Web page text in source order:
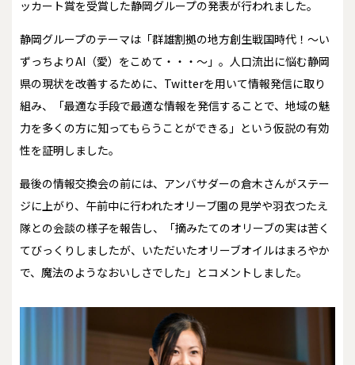
ッカート賞を受賞した静岡グループの発表が行われました。
静岡グループのテーマは「群雄割拠の地方創生戦国時代！～い
ずっちよりAI（愛）をこめて・・・～」。人口流出に悩む静岡
県の現状を改善するために、Twitterを用いて情報発信に取り
組み、「最適な手段で最適な情報を発信することで、地域の魅
力を多くの方に知ってもらうことができる」という仮説の有効
性を証明しました。
最後の情報交換会の前には、アンバサダーの倉木さんがステー
ジに上がり、午前中に行われたオリーブ園の見学や羽衣つたえ
隊との会談の様子を報告し、「摘みたてのオリーブの実は苦く
てびっくりしましたが、いただいたオリーブオイルはまろやか
で、魔法のようなおいしさでした」とコメントしました。